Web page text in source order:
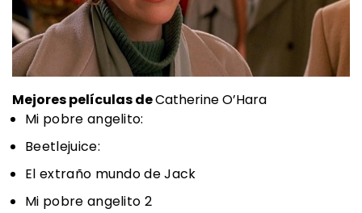
Mejores películas deCatherine O’Hara
Mi pobre angelito:
Beetlejuice:
El extraño mundo de Jack
Mi pobre angelito 2